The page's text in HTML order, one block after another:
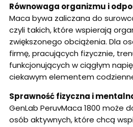
Równowaga organizmu i
Maca bywa zaliczana do
czyli takich, które wspierają
zwiększonego obciążenia. Dla
firmę, pracujących fizycznie,
funkcjonujących w ciągłym
ciekawym elementem
Sprawność fizyczna i
GenLab PeruvMaca 1800 może
osób aktywnych, które chcą